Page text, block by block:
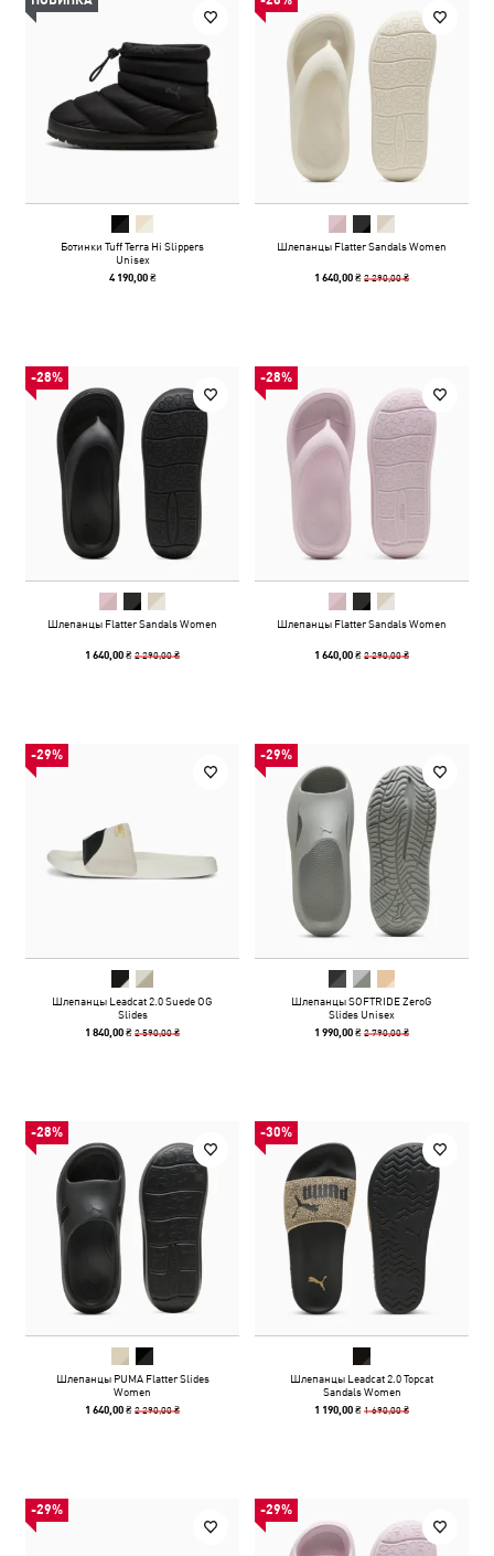
Ботинки Tuff Terra Hi Slippers
Unisex
4 190,00 ₴
Шлепанцы Flatter Sandals Women
1 640,00 ₴2 290,00 ₴
-28%
Шлепанцы Flatter Sandals Women
1 640,00 ₴2 290,00 ₴
-28%
Шлепанцы Flatter Sandals Women
1 640,00 ₴2 290,00 ₴
-29%
Шлепанцы Leadcat 2.0 Suede OG
Slides
1 840,00 ₴2 590,00 ₴
-29%
Шлепанцы SOFTRIDE ZeroG
Slides Unisex
1 990,00 ₴2 790,00 ₴
-28%
Шлепанцы PUMA Flatter Slides
Women
1 640,00 ₴2 290,00 ₴
-30%
Шлепанцы Leadcat 2.0 Topcat
Sandals Women
1 190,00 ₴1 690,00 ₴
-29% -29%